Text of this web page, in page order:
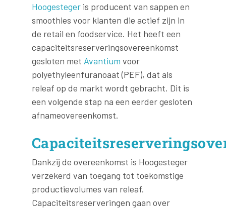
Hoogestegeris producent van sappen en
smoothies voor klanten die actief zijn in
de retail en foodservice. Het heeft een
capaciteitsreserveringsovereenkomst
gesloten met Avantium voor
polyethyleenfuranoaat (PEF), dat als
releaf op de markt wordt gebracht. Dit is
een volgende stap na een eerder gesloten
afnameovereenkomst.
Dankzij de overeenkomst is Hoogesteger
verzekerd van toegang tot toekomstige
productievolumes van releaf.
Capaciteitsreserveringen gaan over